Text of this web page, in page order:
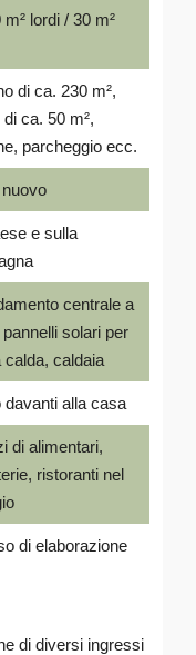
lordi / 30 m²
di ca. 230 m²,
ca. 50 m²,
parcheggio ecc.
e sulla
centrale a
pannelli solari per
calda, caldaia
davanti alla casa
di alimentari,
ristoranti nel
di elaborazione
di diversi ingressi